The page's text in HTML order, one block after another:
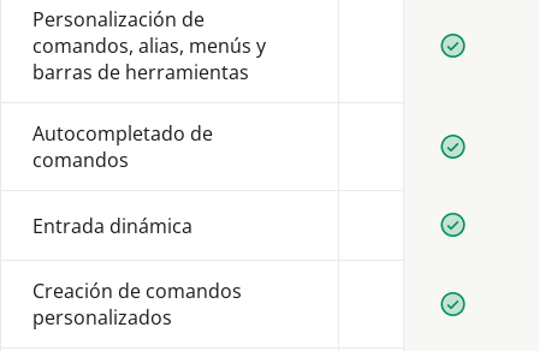
Personalización de
comandos, alias, menús y
barras de herramientas
Autocompletado de
comandos
Entrada dinámica
Creación de comandos
personalizados